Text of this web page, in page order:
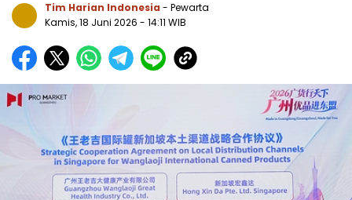
Tim Harian Indonesia - Pewarta
Kamis, 18 Juni 2026 - 14:11 WIB